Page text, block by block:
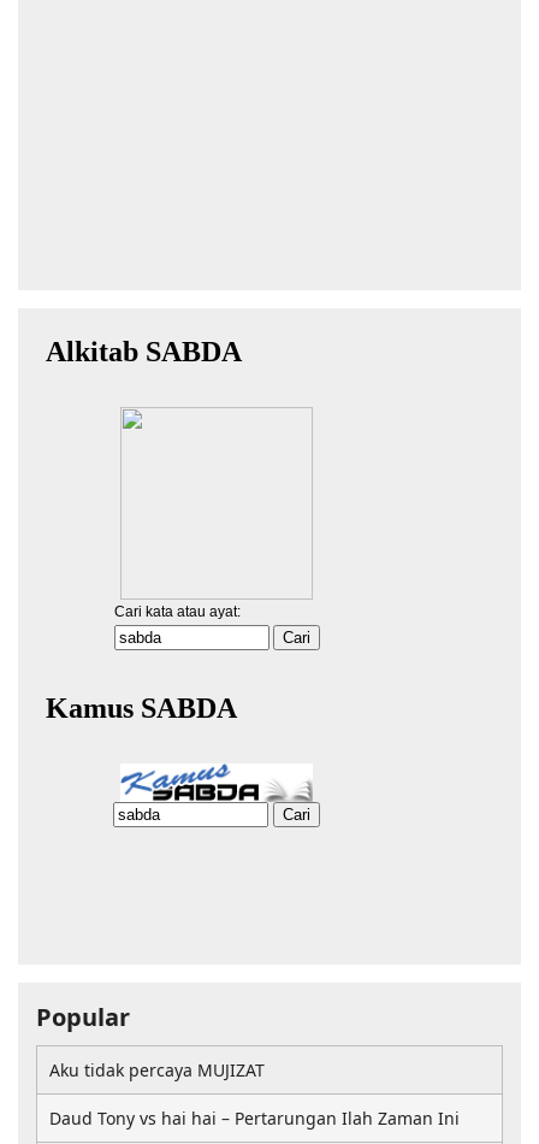
Popular
Aku tidak percaya MUJIZAT
Daud Tony vs hai hai – Pertarungan Ilah Zaman Ini